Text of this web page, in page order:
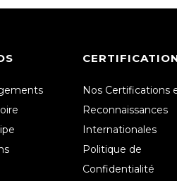
Nos Certifications
Reconnaissances
Internationales
Politique de
Confidentialité